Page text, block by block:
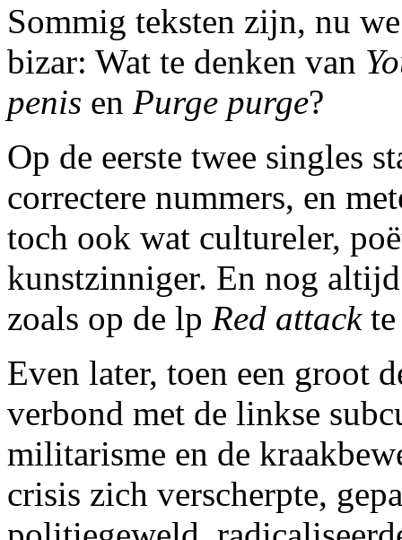
Sommig teksten zijn, nu
bizar: Wat te denken van
penis en Purge purge?
Op de eerste twee singles
correctere nummers, en
toch ook wat cultureler,
kunstzinniger. En nog
zoals op de lp Red attackte
Even later, toen een groot
verbond met de linkse
militarisme en de
crisis zich verscherpte,